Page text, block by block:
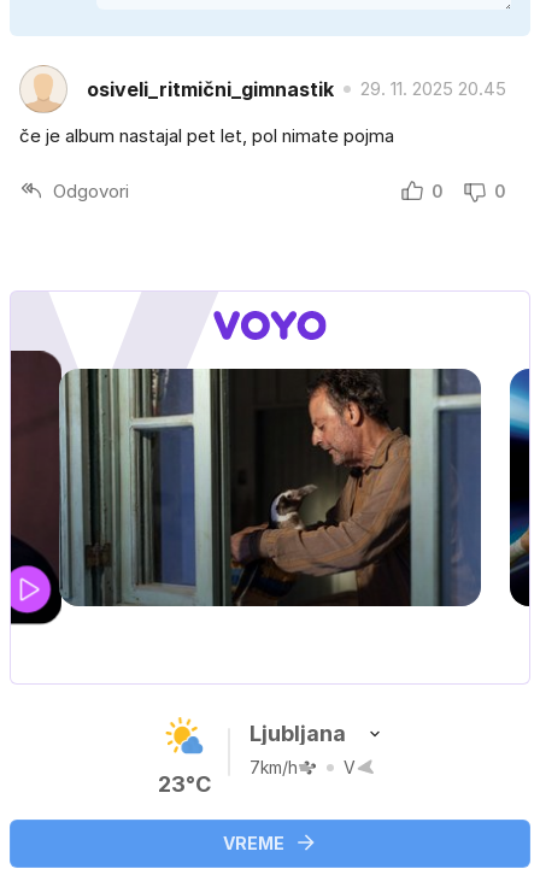
osiveli_ritmični_gimnastik 29. 11. 2025 20.45
če je album nastajal pet let, pol nimate pojma
Odgovori 0 0
UEFA SUPERPOKAL
23°C
Ljubljana
7km/h V
VREME